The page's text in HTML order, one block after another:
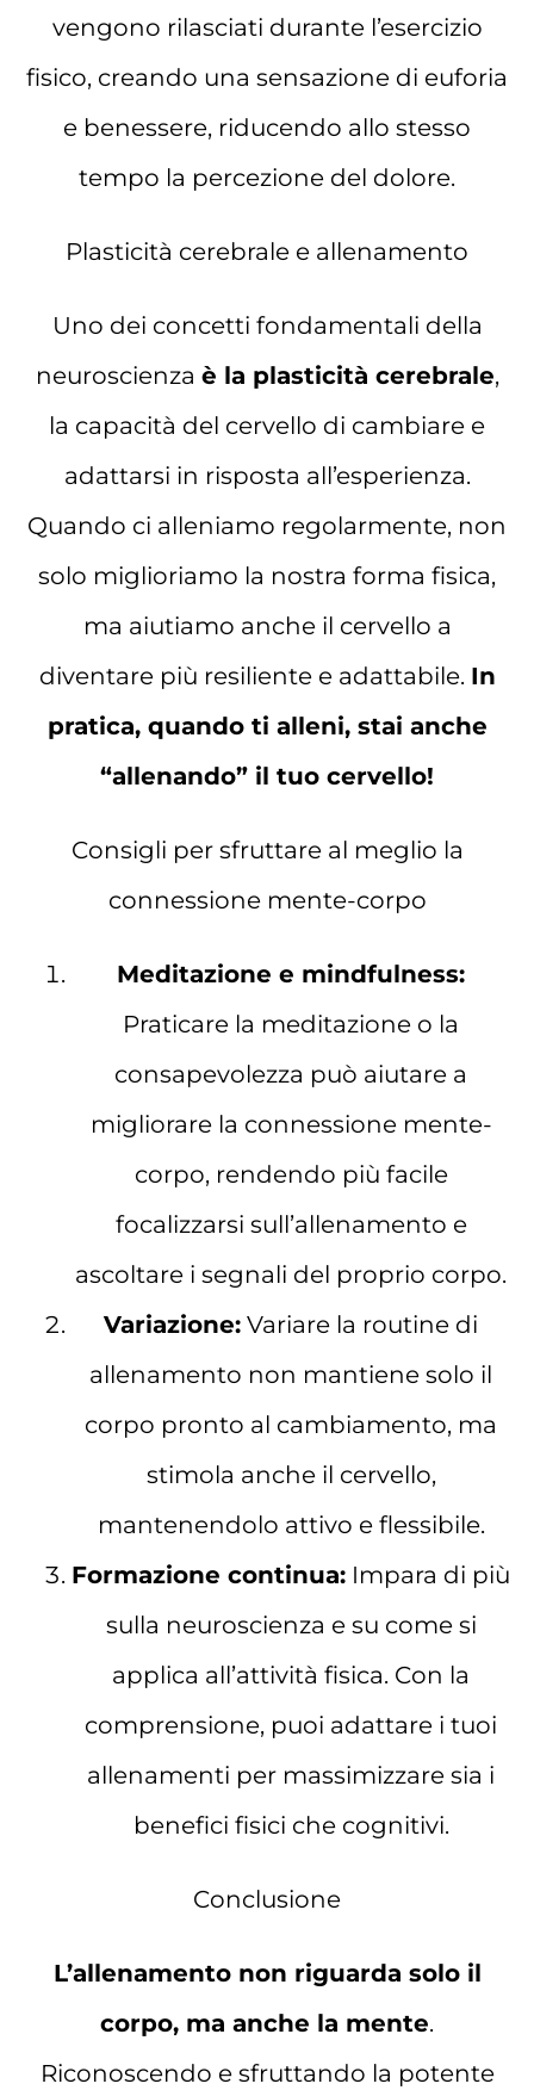
vengono rilasciati durante l’esercizio
fisico, creando una sensazione di euforia
e benessere, riducendo allo stesso
tempo la percezione del dolore.
Plasticità cerebrale e allenamento
Uno dei concetti fondamentali della
neuroscienza è la plasticità cerebrale,
la capacità del cervello di cambiare e
adattarsi in risposta all’esperienza.
Quando ci alleniamo regolarmente, non
solo miglioriamo la nostra forma fisica,
ma aiutiamo anche il cervello a
diventare più resiliente e adattabile. In
pratica, quando ti alleni, stai anche
“allenando” il tuo cervello!
Consigli per sfruttare al meglio la
connessione mente-corpo
Meditazione e mindfulness:
Praticare la meditazione o la
consapevolezza può aiutare a
migliorare la connessione mente-
corpo, rendendo più facile
focalizzarsi sull’allenamento e
ascoltare i segnali del proprio corpo.
Variazione: Variare la routine di
allenamento non mantiene solo il
corpo pronto al cambiamento, ma
stimola anche il cervello,
mantenendolo attivo e flessibile.
Formazione continua: Impara di più
sulla neuroscienza e su come si
applica all’attività fisica. Con la
comprensione, puoi adattare i tuoi
allenamenti per massimizzare sia i
benefici fisici che cognitivi.
Conclusione
L’allenamento non riguarda solo il
corpo, ma anche la mente.
Riconoscendo e sfruttando la potente